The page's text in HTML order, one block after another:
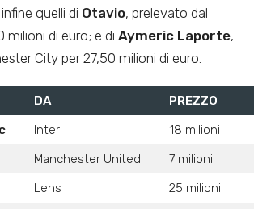
quelli di Otavio, prelevato dal
milioni di euro; e di Aymeric Laporte,
City per 27,50 milioni di euro.
DA
PREZZO
Inter
18 milioni
Manchester United
7 milioni
Lens
25 milioni